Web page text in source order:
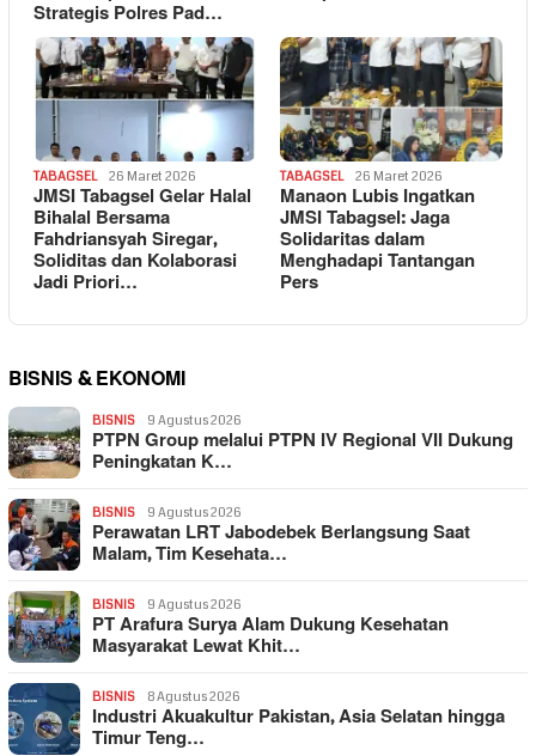
Strategis Polres Pad…
TABAGSEL 26 Maret 2026
JMSI Tabagsel Gelar Halal
Bihalal Bersama
Fahdriansyah Siregar,
Soliditas dan Kolaborasi
Jadi Priori…
TABAGSEL 26 Maret 2026
Manaon Lubis Ingatkan
JMSI Tabagsel: Jaga
Solidaritas dalam
Menghadapi Tantangan
Pers
BISNIS & EKONOMI
BISNIS 9 Agustus 2026
PTPN Group melalui PTPN IV Regional VII Dukung
Peningkatan K…
BISNIS 9 Agustus 2026
Perawatan LRT Jabodebek Berlangsung Saat
Malam, Tim Kesehata…
BISNIS 9 Agustus 2026
PT Arafura Surya Alam Dukung Kesehatan
Masyarakat Lewat Khit…
BISNIS 8 Agustus 2026
Industri Akuakultur Pakistan, Asia Selatan hingga
Timur Teng…